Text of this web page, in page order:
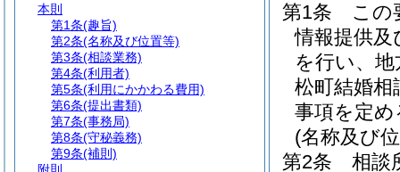
第1条
この
情報提供
を行い、
松町結婚相
事項を定
(名称及び
第2条
相談
本則
第1条(趣旨)
第2条(名称及び位置等)
第3条(相談業務)
第4条(利用者)
第5条(利用にかかわる費用)
第6条(提出書類)
第7条(事務局)
第8条(守秘義務)
第9条(補則)